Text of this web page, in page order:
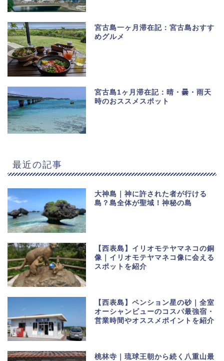
宮古島一ヶ月滞在記：宮古島おすす
めグルメ
宮古島1ヶ月滞在記：晴・曇・雨天
時のおススメスポット
最近の記事
大神島｜神に許された者が行ける
島？島全体が聖域！神秘の島
【西表島】イリオモテヤマネコの銅
像｜イリオモテヤマネコ像に会える
スポットを紹介
【西表島】ペンション星の砂｜全室
オーシャンビューのコスパ最強宿・
営業時間やオススメポイントを紹介
桃林寺｜琉球王朝から続く八重山最